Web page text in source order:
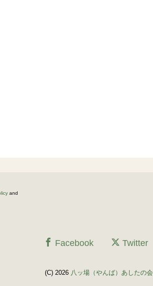
and
Facebook Twitter
(C) 2026 八ッ場（やんば）あしたの会